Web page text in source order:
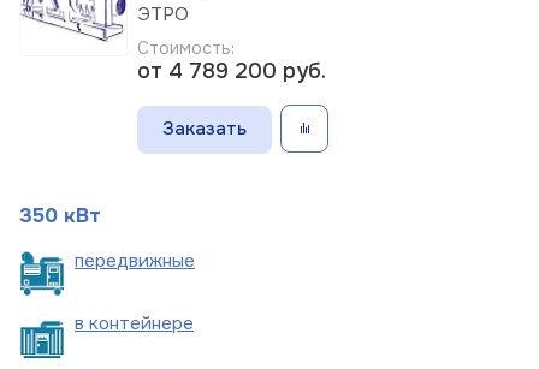
ЭТРО
Стоимость:
от 4 789 200 руб.
Заказать
350 кВт
передвижные
в контейнере